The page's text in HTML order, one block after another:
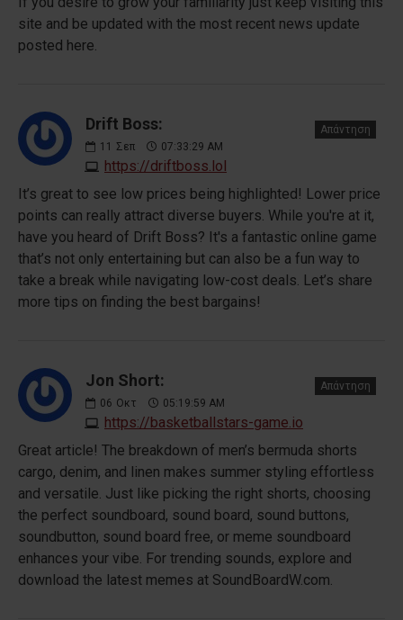
site and be updated with the most recent news update
posted here.
Drift Boss:
11 Σεπ 07:33:29 AM
https://driftboss.lol
Απάντηση
It’s great to see low prices being highlighted! Lower price
points can really attract diverse buyers. While you're at it,
have you heard of Drift Boss? It's a fantastic online game
that’s not only entertaining but can also be a fun way to
take a break while navigating low-cost deals. Let’s share
more tips on finding the best bargains!
Jon Short:
06 Οκτ 05:19:59 AM
https://basketballstars-game.io
Απάντηση
Great article! The breakdown of men’s bermuda shorts
cargo, denim, and linen makes summer styling effortless
and versatile. Just like picking the right shorts, choosing
the perfect soundboard, sound board, sound buttons,
soundbutton, sound board free, or meme soundboard
enhances your vibe. For trending sounds, explore and
download the latest memes at SoundBoardW.com.